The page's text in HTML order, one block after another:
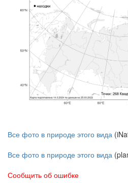
Все фото в природе этого вида
Все фото в природе этого вида
Сообщить об ошибке